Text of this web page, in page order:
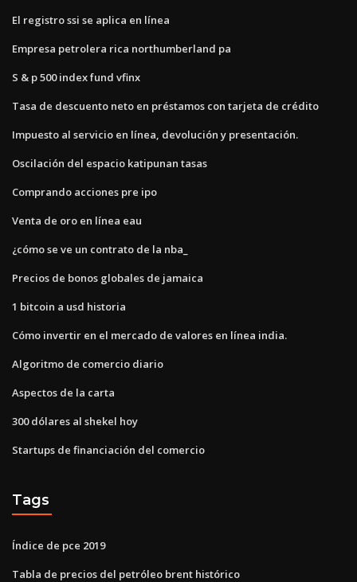
El registro ssi se aplica en línea
Empresa petrolera rica northumberland pa
S & p 500 index fund vfinx
Tasa de descuento neto en préstamos con tarjeta de crédito
Impuesto al servicio en línea, devolución y presentación.
Oscilación del espacio katipunan tasas
Comprando acciones pre ipo
Venta de oro en línea eau
¿cómo se ve un contrato de la nba_
Precios de bonos globales de jamaica
1 bitcoin a usd historia
Cómo invertir en el mercado de valores en línea india.
Algoritmo de comercio diario
Aspectos de la carta
300 dólares al shekel hoy
Startups de financiación del comercio
Tags
Índice de pce 2019
Tabla de precios del petróleo brent histórico